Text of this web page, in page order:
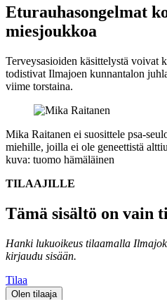
Eturauhasongelmat
miesjoukkoa
Terveysasioiden käsittelystä voivat
todistivat Ilmajoen kunnantalon
viime torstaina.
Mika Raitanen ei suosittele psa-
miehille, joilla ei ole geneettistä
kuva: tuomo hämäläinen
TILAAJILLE
Tämä sisältö on vain
Hanki lukuoikeus tilaamalla
kirjaudu sisään.
Tilaa
Olen tilaaja